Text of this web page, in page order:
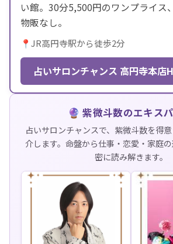
い館。30分5,500円のワンプライス
物販なし。
📍JR高円寺駅から徒歩2分
占いサロンチャンス 高円寺本店
🔮 紫微斗数のエキス
占いサロンチャンスで、紫微斗数を得
介します。命盤から仕事・恋愛・家庭
密に読み解きます。